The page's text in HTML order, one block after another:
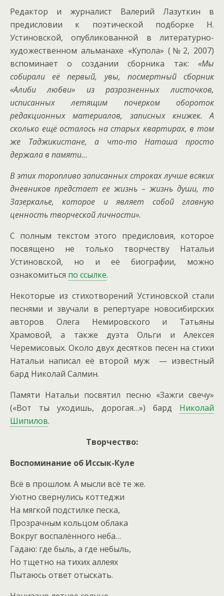
Редактор и журналист Валерий Лазуткин в
предисловии к поэтической подборке Н.
Устиновской, опубликованной в литературно-
художественном альманахе «Купола» (№2, 2007)
вспоминает о создании сборника так: «Мы
собирали её первый, увы, посмертный сборник
«Алиби любви» из разрозненных листочков,
исписанных летящим почерком обороток
редакционных материалов, записных книжек. А
сколько ещё осталось на старых квартирах, в том
же Таджикистане, а что-то Наташа просто
держала в памяти…
В этих торопливо записанных строках лучше всяких
дневников предстает ее жизнь – жизнь души, то
Зазеркалье, которое и являет собой главную
ценность творческой личности».
С полным текстом этого предисловия, которое
посвящено не только творчеству Натальи
Устиновской, но и её биографии, можно
ознакомиться по ссылке.
Некоторые из стихотворений Устиновской стали
песнями и звучали в репертуаре новосибирских
авторов Олега Немировского и Татьяны
Храмовой, а также дуэта Ольги и Алексея
Черемисовых. Около двух десятков песен на стихи
Натальи написал её второй муж — известный
бард Николай Салмин.
Памяти Натальи посвятил песню «Зажги свечу»
(«Вот ты уходишь, дорогая…») бард Николай
Шипилов.
Творчество:
Воспоминание об Иссык-Куле
Всё в прошлом. А мысли всё те же.
Уютно свернулись коттеджи
На мягкой подстилке песка,
Прозрачным кольцом облака
Вокруг воспалённого неба…
Гадаю: где быль, а где небыль,
Но тщетно на тихих аллеях
Пытаюсь ответ отыскать.